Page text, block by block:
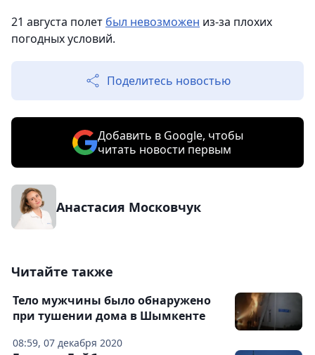
21 августа полет был невозможен из-за плохих
погодных условий.
Поделитесь новостью
Добавить в Google, чтобы
читать новости первым
Анастасия Московчук
Читайте также
08:59, 07 декабря 2020
Тело мужчины было обнаружено
при тушении дома в Шымкенте